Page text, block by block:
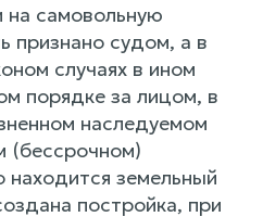
на самовольную
признано судом, а в
случаях в ином
порядке за лицом, в
наследуемом
(бессрочном)
находится земельный
постройка, при